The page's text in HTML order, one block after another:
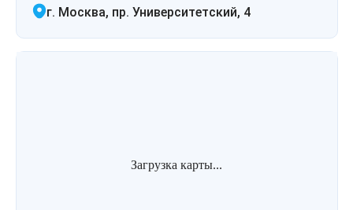
г. Москва, пр. Университетский, 4
Загрузка карты...